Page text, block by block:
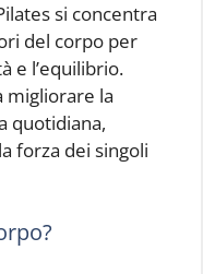
si concentra
del corpo per
e l’equilibrio.
migliorare la
quotidiana,
forza dei singoli